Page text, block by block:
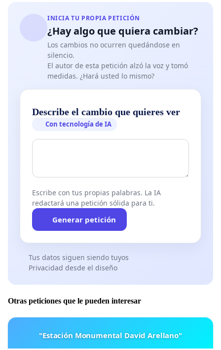
INICIA TU PROPIA PETICIÓN
¿Hay algo que quiera cambiar?
Los cambios no ocurren quedándose en
silencio.
El autor de esta petición alzó la voz y tomó
medidas. ¿Hará usted lo mismo?
Describe el cambio que quieres ver
Con tecnología de IA
Escribe con tus propias palabras. La IA
redactará una petición sólida para ti.
Generar petición
Tus datos siguen siendo tuyos
Privacidad desde el diseño
Otras peticiones que le pueden interesar
"Estación Monumental David Arellano"